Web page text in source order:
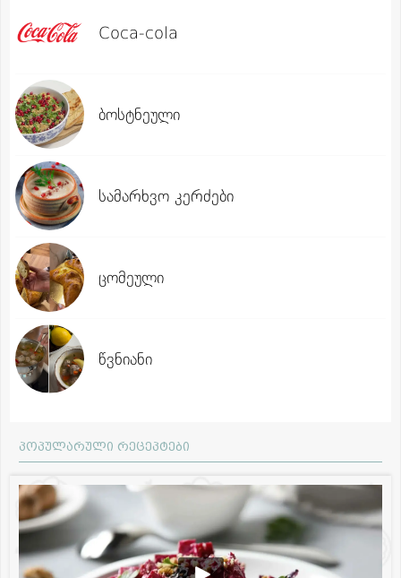
Coca-cola
ბოსტნეული
სამარხვო კერძები
ცომეული
წვნიანი
პოპულარული რეცეპტები